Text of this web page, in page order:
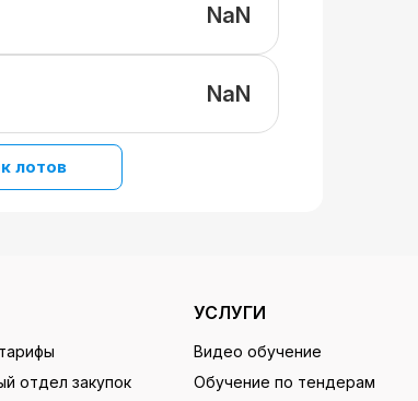
NaN
NaN
лотов
отдел закупок
УСЛУГИ
Видео обучение
Обучение по тендерам